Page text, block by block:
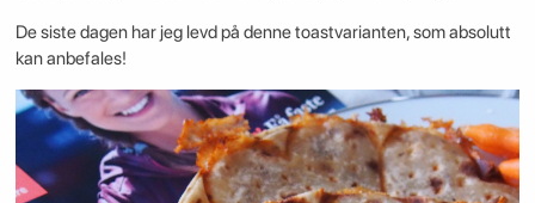
De siste dagen har jeg levd på denne toastvarianten, som absolutt
kan anbefales!